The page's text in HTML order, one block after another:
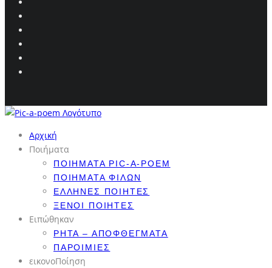
Αρχική
Ποιήματα
ΠΟΙΉΜΑΤΑ PIC-A-POEM
ΠΟΙΉΜΑΤΑ ΦΊΛΩΝ
ΈΛΛΗΝΕΣ ΠΟΙΗΤΈΣ
ΞΈΝΟΙ ΠΟΙΗΤΈΣ
Ειπώθηκαν
ΡΗΤΆ – ΑΠΟΦΘΈΓΜΑΤΑ
ΠΑΡΟΙΜΊΕΣ
εικονοΠοίηση